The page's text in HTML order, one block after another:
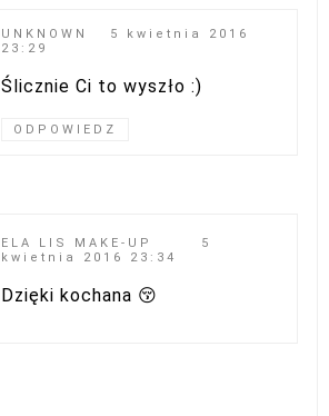
UNKNOWN
5 kwietnia 2016
23:29
Ślicznie Ci to wyszło :)
ODPOWIEDZ
ELA LIS MAKE-UP
5
kwietnia 2016 23:34
Dzięki kochana 😚